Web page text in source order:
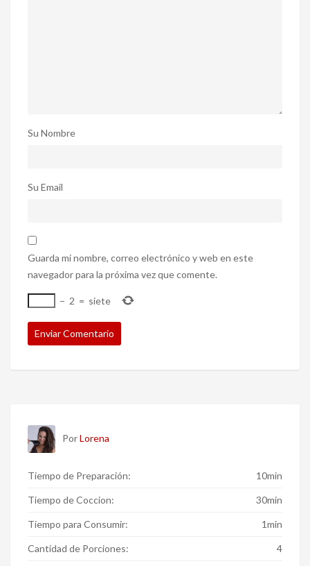
Su Nombre
Su Email
Guarda mi nombre, correo electrónico y web en este
navegador para la próxima vez que comente.
− 2 = siete
PorLorena
Tiempo de Preparación: 10min
Tiempo de Coccion: 30min
Tiempo para Consumir: 1min
Cantidad de Porciones: 4